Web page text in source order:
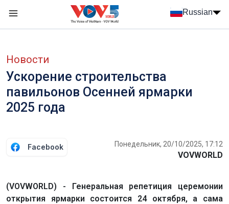
Russian
Новости
Ускорение строительства
павильонов Осенней ярмарки
2025 года
Facebook Понедельник, 20/10/2025, 17:12
VOVWORLD
(VOVWORLD) - Генеральная репетиция церемонии
открытия ярмарки состоится 24 октября, а сама